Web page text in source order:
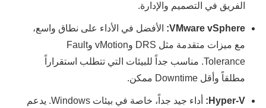
الفريق في التصميم والإدارة.
VMware vSphere:
الأفضل في الأداء على نطاق واسع،
مع ميزات متقدمة مثل DRS وvMotion وFault
Tolerance. مناسب جداً للبيئات التي تتطلب استقراراً
مطلقاً وأقل Downtime ممكن.
Hyper-V:
أداء جيد جداً، خاصة في بيئات Windows. يدعم